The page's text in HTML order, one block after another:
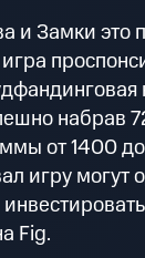
и Замки это
набрав
от 1400
игру могут
Fig.